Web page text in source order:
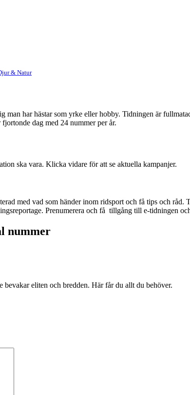
& Natur
man har hästar som yrke eller hobby. Tidningen är
dag med 24 nummer per år.
ska vara. Klicka vidare för att se aktuella kampanjer.
med vad som händer inom ridsport och få tips och
Prenumerera och få tillgång till e-tidningen
nummer
bevakar eliten och bredden. Här får du allt du behöver.